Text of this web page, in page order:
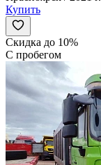
Купить
Скидка до 10%
С пробегом